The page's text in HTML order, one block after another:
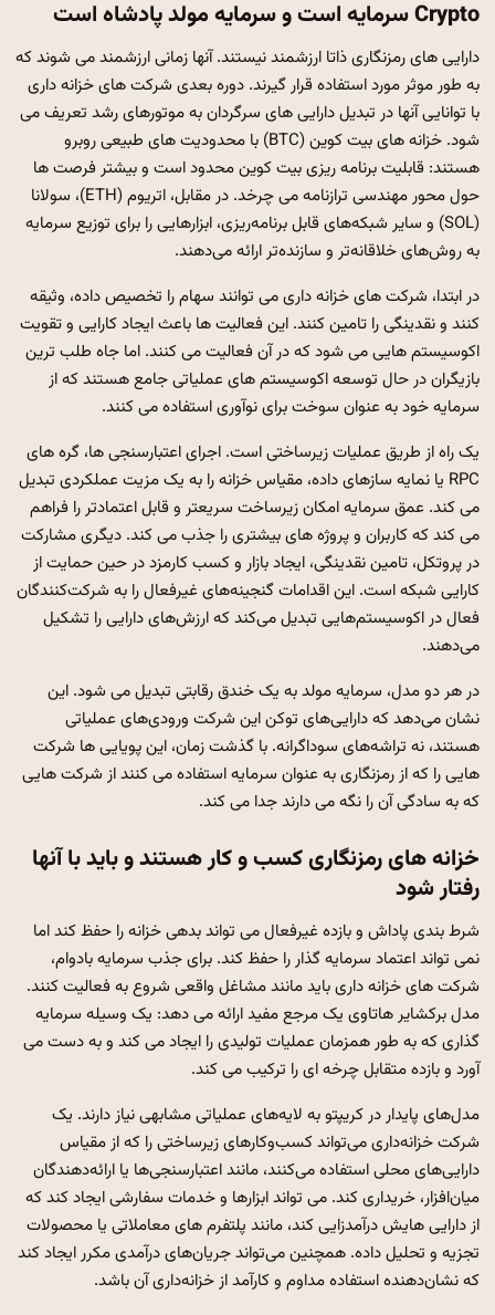
Crypto سرمایه است و سرمایه مولد پادشاه است
دارایی های رمزنگاری ذاتا ارزشمند نیستند. آنها زمانی ارزشمند می شوند که
به طور موثر مورد استفاده قرار گیرند. دوره بعدی شرکت های خزانه داری
با توانایی آنها در تبدیل دارایی های سرگردان به موتورهای رشد تعریف می
شود. خزانه های بیت کوین (BTC) با محدودیت های طبیعی روبرو
هستند: قابلیت برنامه ریزی بیت کوین محدود است و بیشتر فرصت ها
حول محور مهندسی ترازنامه می چرخد. در مقابل، اتریوم (ETH)، سولانا
(SOL) و سایر شبکه‌های قابل برنامه‌ریزی، ابزارهایی را برای توزیع سرمایه
به روش‌های خلاقانه‌تر و سازنده‌تر ارائه می‌دهند.
در ابتدا، شرکت های خزانه داری می توانند سهام را تخصیص داده، وثیقه
کنند و نقدینگی را تامین کنند. این فعالیت ها باعث ایجاد کارایی و تقویت
اکوسیستم هایی می شود که در آن فعالیت می کنند. اما جاه طلب ترین
بازیگران در حال توسعه اکوسیستم های عملیاتی جامع هستند که از
سرمایه خود به عنوان سوخت برای نوآوری استفاده می کنند.
یک راه از طریق عملیات زیرساختی است. اجرای اعتبارسنجی ها، گره های
RPC یا نمایه سازهای داده، مقیاس خزانه را به یک مزیت عملکردی تبدیل
می کند. عمق سرمایه امکان زیرساخت سریعتر و قابل اعتمادتر را فراهم
می کند که کاربران و پروژه های بیشتری را جذب می کند. دیگری مشارکت
در پروتکل، تامین نقدینگی، ایجاد بازار و کسب کارمزد در حین حمایت از
کارایی شبکه است. این اقدامات گنجینه‌های غیرفعال را به شرکت‌کنندگان
فعال در اکوسیستم‌هایی تبدیل می‌کند که ارزش‌های دارایی را تشکیل
می‌دهند.
در هر دو مدل، سرمایه مولد به یک خندق رقابتی تبدیل می شود. این
نشان می‌دهد که دارایی‌های توکن این شرکت ورودی‌های عملیاتی
هستند، نه تراشه‌های سوداگرانه. با گذشت زمان، این پویایی ها شرکت
هایی را که از رمزنگاری به عنوان سرمایه استفاده می کنند از شرکت هایی
که به سادگی آن را نگه می دارند جدا می کند.
خزانه های رمزنگاری کسب و کار هستند و باید با آنها
رفتار شود
شرط بندی پاداش و بازده غیرفعال می تواند بدهی خزانه را حفظ کند اما
نمی تواند اعتماد سرمایه گذار را حفظ کند. برای جذب سرمایه بادوام،
شرکت های خزانه داری باید مانند مشاغل واقعی شروع به فعالیت کنند.
مدل برکشایر هاتاوی یک مرجع مفید ارائه می دهد: یک وسیله سرمایه
گذاری که به طور همزمان عملیات تولیدی را ایجاد می کند و به دست می
آورد و بازده متقابل چرخه ای را ترکیب می کند.
مدل‌های پایدار در کریپتو به لایه‌های عملیاتی مشابهی نیاز دارند. یک
شرکت خزانه‌داری می‌تواند کسب‌وکارهای زیرساختی را که از مقیاس
دارایی‌های محلی استفاده می‌کنند، مانند اعتبارسنجی‌ها یا ارائه‌دهندگان
میان‌افزار، خریداری کند. می تواند ابزارها و خدمات سفارشی ایجاد کند که
از دارایی هایش درآمدزایی کند، مانند پلتفرم های معاملاتی یا محصولات
تجزیه و تحلیل داده. همچنین می‌تواند جریان‌های درآمدی مکرر ایجاد کند
که نشان‌دهنده استفاده مداوم و کارآمد از خزانه‌داری آن باشد.